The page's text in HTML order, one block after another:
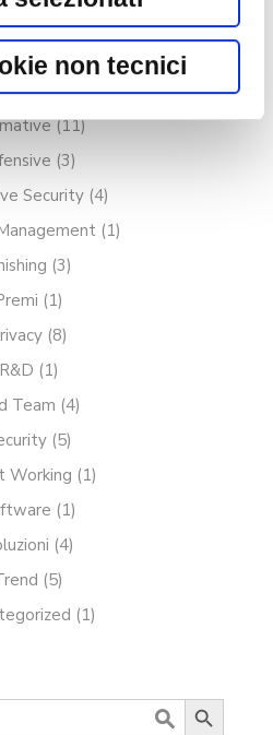
cookie non tecnici
con il
a destra. Per
ai cookie,
Cookie policy
non tecnici
(3)
(1)
(9)
(11)
(3)
Security (4)
(1)
(3)
(1)
(8)
R&D (1)
Team (4)
(5)
Working (1)
(1)
(4)
(5)
(1)
Search Button